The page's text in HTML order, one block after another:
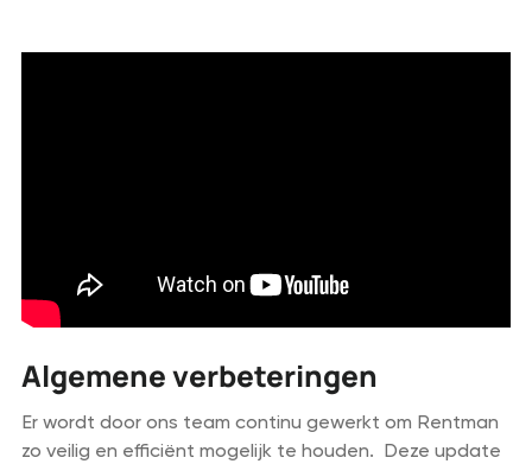
Algemene verbeteringen
Er wordt door ons team continu gewerkt om Rentman
zo veilig en efficiënt mogelijk te houden. Deze update